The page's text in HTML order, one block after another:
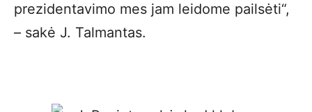
prezidentavimo mes jam leidome pailsėti“,
– sakė J. Talmantas.